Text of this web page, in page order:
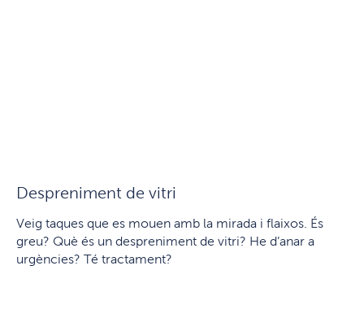
Despreniment de vitri
Veig taques que es mouen amb la mirada i flaixos. És
greu? Què és un despreniment de vitri? He d’anar a
urgències? Té tractament?